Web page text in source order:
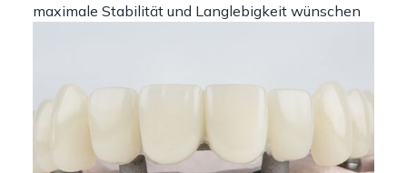
maximale Stabilität und Langlebigkeit wünschen